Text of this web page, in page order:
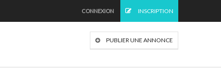
CONNEXION INSCRIPTION
PUBLIER UNE ANNONCE